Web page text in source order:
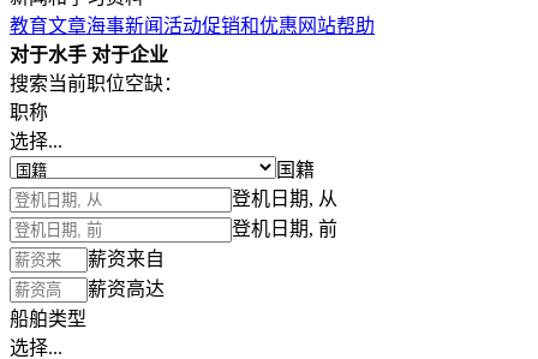
教育文章海事新闻活动促销和优惠 网站帮助
对于水手 对于企业
搜索当前职位空缺：
职称
选择...
国籍
登机日期, 从
登机日期, 前
薪资来自
薪资高达
船舶类型
选择...